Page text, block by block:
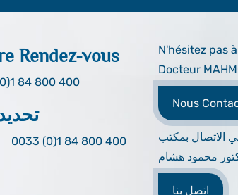
Rendez-vous
84 800 400
0033 (0)1 84 800 400
N'hésitez pas
Docteur
Nous
الاتصال بمكتب
محمود هشام
اتصل بنا